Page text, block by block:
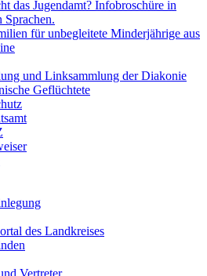
das Jugendamt? Infobroschüre in
Sprachen.
für unbegleitete Minderjährige aus
und Linksammlung der Diakonie
Geflüchtete
des Landkreises
Vertreter